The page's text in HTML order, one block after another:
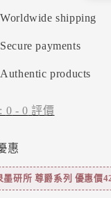
Worldwide shipping
Secure payments
Authentic products
0 -0 評價
惠
墨研所 尊爵系列 優惠價